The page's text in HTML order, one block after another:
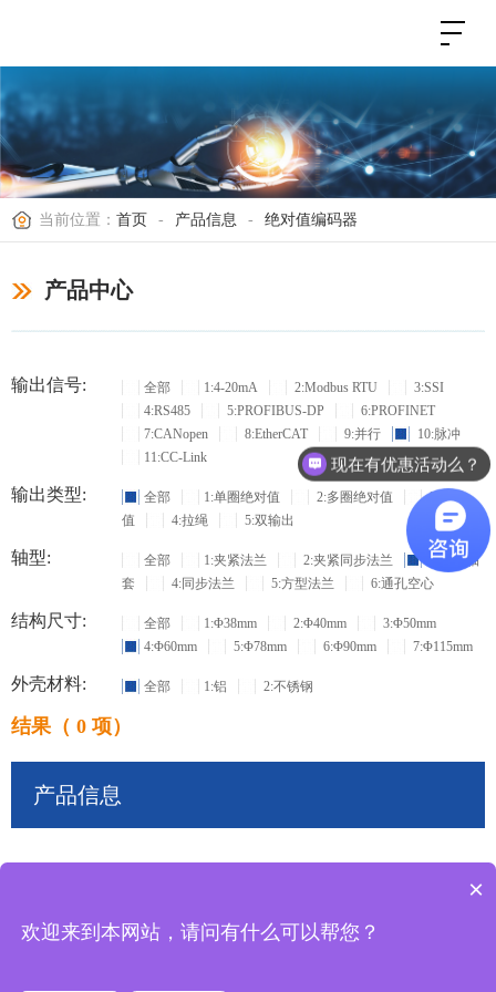
当前位置： 首页 - 产品信息 - 绝对值编码器
产品中心
输出信号: 全部 1:4-20mA 2:Modbus RTU
3:SSI
4:RS485
5:PROFIBUS-DP
6:PROFINET
7:CANopen
8:EtherCAT 9:并行
10:脉冲
11:CC-Link
输出类型: 全部 1:单圈绝对值 2:多圈绝对值
3:增量
值
4:拉绳 5:双输出
轴型: 全部 1:夹紧法兰 2:夹紧同步法兰
3:盲孔轴
套
4:同步法兰 5:方型法兰 6:通孔空心
结构尺寸: 全部 1:Φ38mm 2:Φ40mm
3:Φ50mm
4:Φ60mm
5:Φ78mm 6:Φ90mm 7:Φ115mm
外壳材料: 全部 1:铝 2:不锈钢
结果（ 0 项）
产品信息
现在有优惠活动么？
×
欢迎来到本网站，请问有什么可以帮您？